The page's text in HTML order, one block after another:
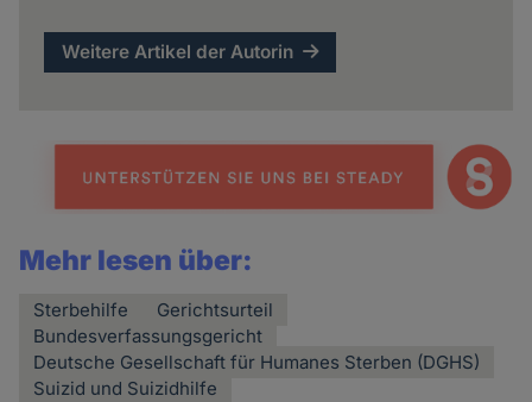
Weitere Artikel der Autorin
Mehr lesen über:
Sterbehilfe
Gerichtsurteil
Bundesverfassungsgericht
Deutsche Gesellschaft für Humanes Sterben (DGHS)
Suizid und Suizidhilfe